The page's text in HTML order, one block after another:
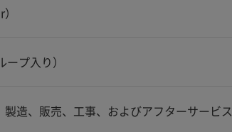
プ入り）
造、販売、工事、およびアフターサービス